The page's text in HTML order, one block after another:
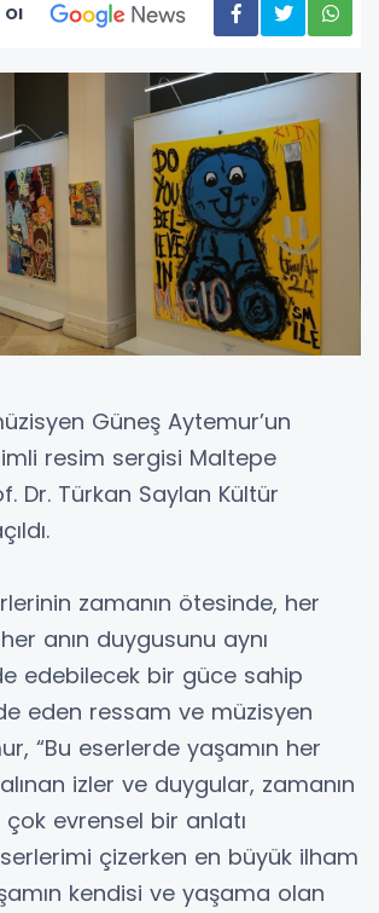
Güneş Aytemur’un
resim sergisi Maltepe
Dr. Türkan Saylan Kültür
zamanın ötesinde, her
anın duygusunu aynı
edebilecek bir güce sahip
eden ressam ve müzisyen
“Bu eserlerde yaşamın her
izler ve duygular, zamanın
evrensel bir anlatı
çizerken en büyük ilham
kendisi ve yaşama olan